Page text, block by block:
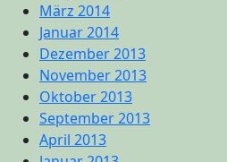
März 2014
Januar 2014
Dezember 2013
November 2013
Oktober 2013
September 2013
April 2013